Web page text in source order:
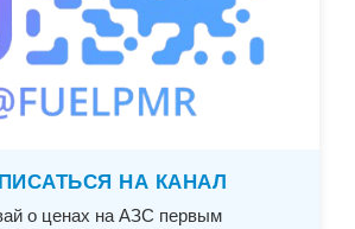
НА КАНАЛ
о ценах на АЗС первым